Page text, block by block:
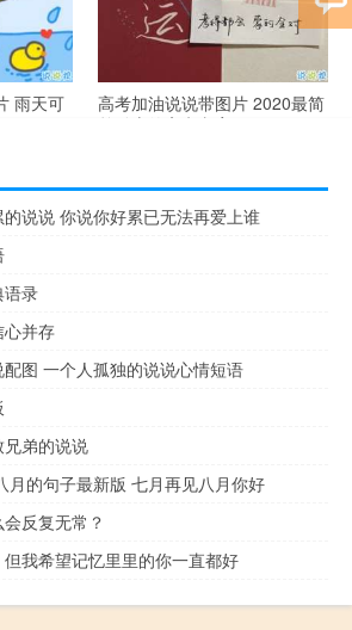
雨天可
高考加油说说带图片 2020最简
单励志的高考文案
说说 你说你好累已无法再爱上谁
语录
并存
图 一个人孤独的说说心情短语
弟的说说
月的句子最新版 七月再见八月你好
反复无常？
我希望记忆里里的你一直都好